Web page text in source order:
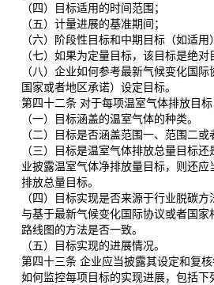
（四）目标适用的时间范围；
（五）计量进展的基准期间；
（六）阶段性目标和中期目标（如适用
（七）如果为定量目标，该目标是绝对
（八）企业如何参考最新气候变化国
国家或者地区承诺）设定目标。
第四十二条 对于每项温室气体排放目标
（一）目标涵盖的温室气体的种类。
（二）目标是否涵盖范围一、范围二或
（三）目标是温室气体排放总量目标
业披露温室气体净排放量目标，则还
排放总量目标。
（四）目标实现是否来源于行业脱碳
与基于最新气候变化国际协议或者国
路线图的方法是否一致。
（五）目标实现的进展情况。
第四十三条 企业应当披露其设定和复
如何监控每项目标的实现进展，包括下